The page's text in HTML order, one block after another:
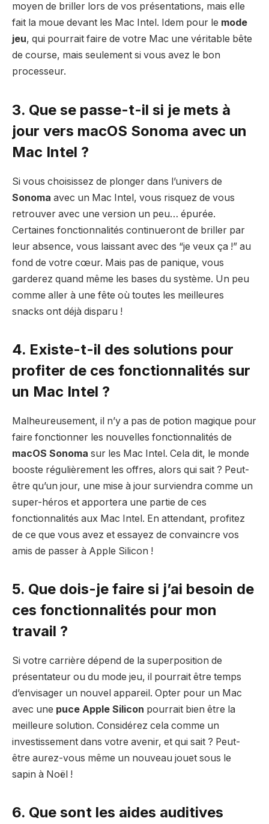
moyen de briller lors de vos présentations, mais elle
fait la moue devant les Mac Intel. Idem pour le mode
jeu, qui pourrait faire de votre Mac une véritable bête
de course, mais seulement si vous avez le bon
processeur.
3. Que se passe-t-il si je mets à
jour vers macOS Sonoma avec un
Mac Intel ?
Si vous choisissez de plonger dans l’univers de
Sonoma avec un Mac Intel, vous risquez de vous
retrouver avec une version un peu… épurée.
Certaines fonctionnalités continueront de briller par
leur absence, vous laissant avec des “je veux ça !” au
fond de votre cœur. Mais pas de panique, vous
garderez quand même les bases du système. Un peu
comme aller à une fête où toutes les meilleures
snacks ont déjà disparu !
4. Existe-t-il des solutions pour
profiter de ces fonctionnalités sur
un Mac Intel ?
Malheureusement, il n’y a pas de potion magique pour
faire fonctionner les nouvelles fonctionnalités de
macOS Sonoma sur les Mac Intel. Cela dit, le monde
booste régulièrement les offres, alors qui sait ? Peut-
être qu’un jour, une mise à jour surviendra comme un
super-héros et apportera une partie de ces
fonctionnalités aux Mac Intel. En attendant, profitez
de ce que vous avez et essayez de convaincre vos
amis de passer à Apple Silicon !
5. Que dois-je faire si j’ai besoin de
ces fonctionnalités pour mon
travail ?
Si votre carrière dépend de la superposition de
présentateur ou du mode jeu, il pourrait être temps
d’envisager un nouvel appareil. Opter pour un Mac
avec une puce Apple Silicon pourrait bien être la
meilleure solution. Considérez cela comme un
investissement dans votre avenir, et qui sait ? Peut-
être aurez-vous même un nouveau jouet sous le
sapin à Noël !
6. Que sont les aides auditives